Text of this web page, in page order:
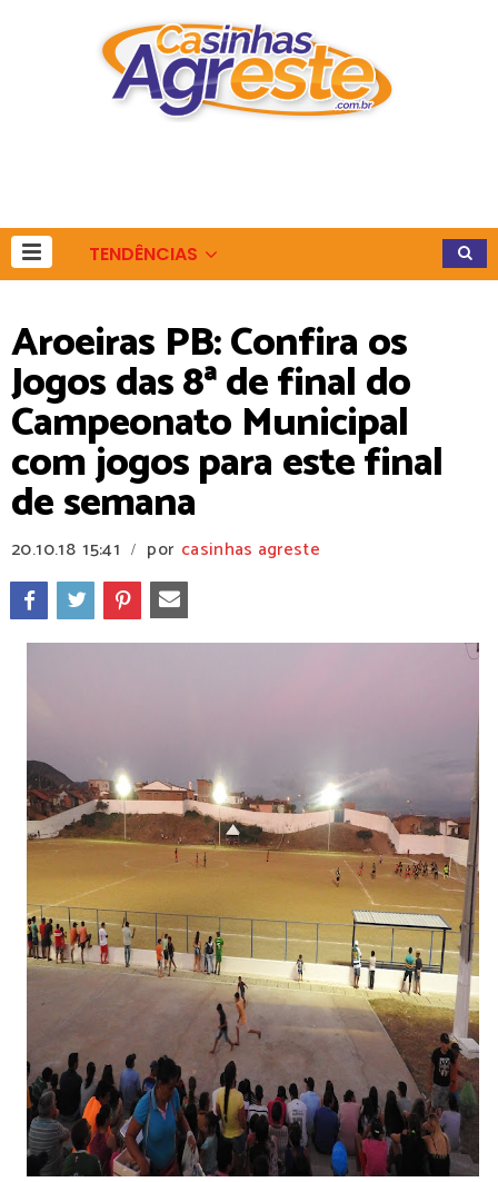
TENDÊNCIAS
Aroeiras PB: Confira os
Jogos das 8ª de final do
Campeonato Municipal
com jogos para este final
de semana
20.10.18 15:41 / por casinhas agreste